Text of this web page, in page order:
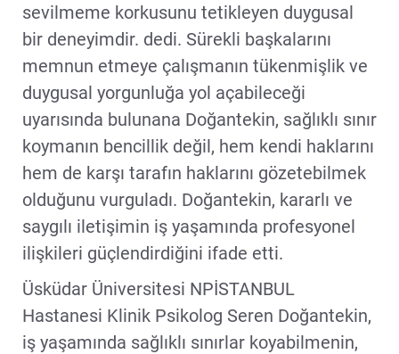
sevilmeme korkusunu tetikleyen duygusal
bir deneyimdir. dedi. Sürekli başkalarını
memnun etmeye çalışmanın tükenmişlik ve
duygusal yorgunluğa yol açabileceği
uyarısında bulunana Doğantekin, sağlıklı sınır
koymanın bencillik değil, hem kendi haklarını
hem de karşı tarafın haklarını gözetebilmek
olduğunu vurguladı. Doğantekin, kararlı ve
saygılı iletişimin iş yaşamında profesyonel
ilişkileri güçlendirdiğini ifade etti.
Üsküdar Üniversitesi NPİSTANBUL
Hastanesi Klinik Psikolog Seren Doğantekin,
iş yaşamında sağlıklı sınırlar koyabilmenin,